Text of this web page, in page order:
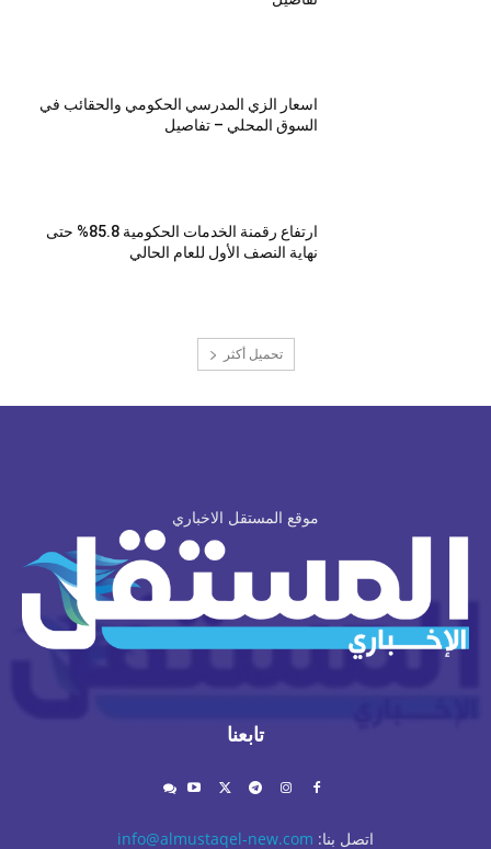
اسعار الزي المدرسي الحكومي والحقائب في
السوق المحلي – تفاصيل
ارتفاع رقمنة الخدمات الحكومية 85.8% حتى
نهاية النصف الأول للعام الحالي
تحميل أكثر
موقع المستقل الاخباري
تابعنا
اتصل بنا: info@almustaqel-new.com